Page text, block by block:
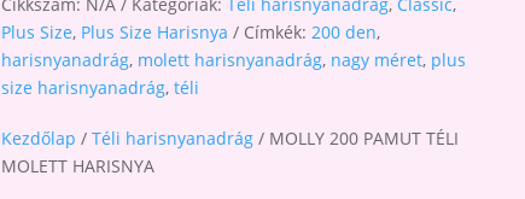
Plus Size, Plus Size Harisnya Címkék:200 den,
harisnyanadrág, molett harisnyanadrág, nagy méret, plus
size harisnyanadrág,téli
Kezdőlap /Téli harisnyanadrág / MOLLY 200 PAMUT TÉLI
MOLETT HARISNYA